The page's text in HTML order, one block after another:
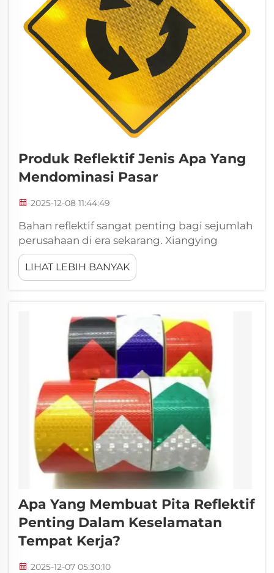
Produk Reflektif Jenis Apa Yang
Mendominasi Pasar
2025-12-08 11:44:49
Bahan reflektif sangat penting bagi sejumlah
perusahaan di era sekarang. Xiangying
memproduksi berbagai jenis produk reflektif
yang membantu orang tetap aman dan
terlihat. Produk-produk ini ada di jalan raya,
LIHAT LEBIH BANYAK
Apa Yang Membuat Pita Reflektif
Penting Dalam Keselamatan
Tempat Kerja?
2025-12-07 05:30:10